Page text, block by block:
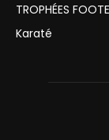
TROPHÉES
Karaté